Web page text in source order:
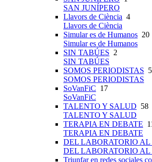
SAN JUNÍPERO
Llavors de Ciència 4
Llavors de Ciència
Simular es de Humanos 20
Simular es de Humanos
SIN TABÚES 2
SIN TABÚES
SOMOS PERIODISTAS
SOMOS PERIODISTAS
SoVanFiC 17
SoVanFiC
TALENTO Y SALUD 58
TALENTO Y SALUD
TERAPIA EN DEBATE
TERAPIA EN DEBATE
DEL LABORATORIO AL
DEL LABORATORIO AL
Triunfar en redes sociales